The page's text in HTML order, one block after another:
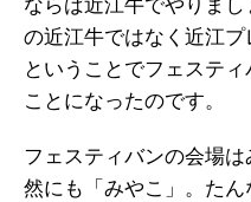
ならば近江牛でやりま
の近江牛ではなく近江プ
ということでフェステ
ことになったのです。
フェスティバンの会場
然にも「みやこ」。た